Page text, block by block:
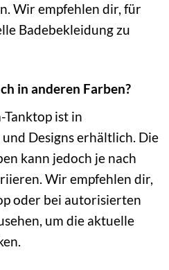
Wir empfehlen dir, für
Badebekleidung zu
in anderen Farben?
Tanktop ist in
Designs erhältlich. Die
kann jedoch je nach
Wir empfehlen dir,
oder bei autorisierten
um die aktuelle